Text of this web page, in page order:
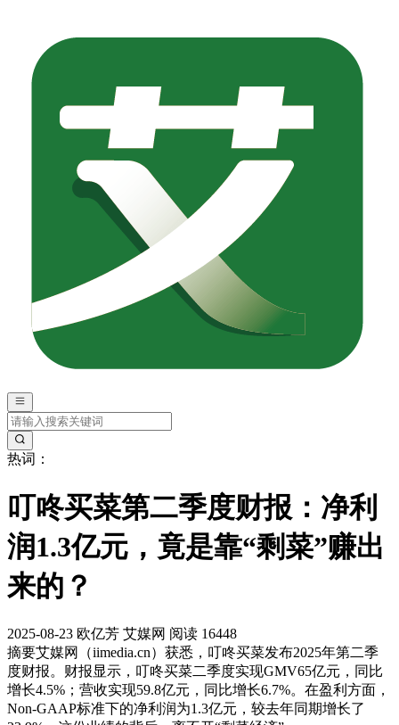
热词：
叮咚买菜第二季度财报：净利
润1.3亿元，竟是靠“剩菜”赚出
来的？
2025-08-23 欧亿芳 艾媒网 阅读 16448
摘要艾媒网（iimedia.cn）获悉，叮咚买菜发布2025年第二季
度财报。财报显示，叮咚买菜二季度实现GMV65亿元，同比
增长4.5%；营收实现59.8亿元，同比增长6.7%。在盈利方面，
Non-GAAP标准下的净利润为1.3亿元，较去年同期增长了